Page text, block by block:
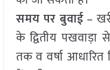
समय पर बुवाई–
के द्वितीय
तक व वर्षा